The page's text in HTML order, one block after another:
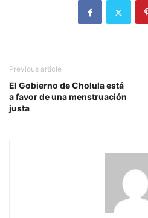
Previous article
El Gobierno de Cholula está
a favor de una menstruación
justa